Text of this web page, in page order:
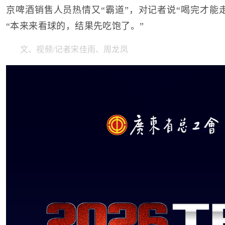
京啤酒销售人员热情又“霸道”，对记者说“喝完才能
“本来来看球的，结果先吃饱了。”
文、视频/记者宋佳雨、周龙凤